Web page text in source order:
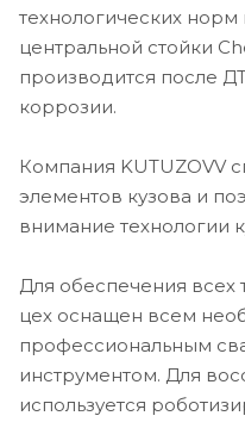
технологических
центральной стойки
производится после
коррозии.
Компания KUTUZOVV
элементов кузова и
внимание технологии
Для обеспечения
цех оснащен всем
профессиональным
инструментом. Для
используется